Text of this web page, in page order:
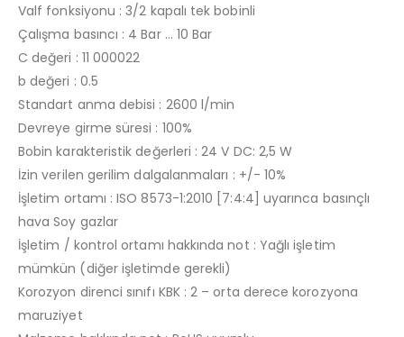
Valf fonksiyonu : 3/2 kapalı tek bobinli
Çalışma basıncı : 4 Bar … 10 Bar
C değeri : 11 000022
b değeri : 0.5
Standart anma debisi : 2600 l/min
Devreye girme süresi : 100%
Bobin karakteristik değerleri : 24 V DC: 2,5 W
İzin verilen gerilim dalgalanmaları : +/- 10%
İşletim ortamı : ISO 8573-1:2010 [7:4:4] uyarınca basınçlı
hava Soy gazlar
İşletim / kontrol ortamı hakkında not : Yağlı işletim
mümkün (diğer işletimde gerekli)
Korozyon direnci sınıfı KBK : 2 – orta derece korozyona
maruziyet